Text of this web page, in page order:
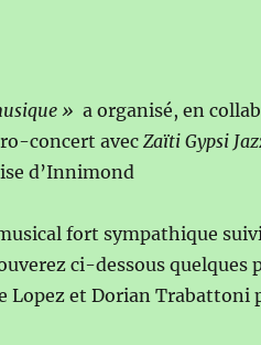
» a organisé, en
concert avec Zaïti Gypsi
d’Innimond
fort sympathique
ci-dessous quelques
Lopez et Dorian Trabattoni